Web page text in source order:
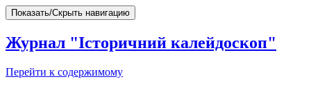
Показать/Скрыть навигацию
Журнал "Історичний калейдоскоп"
Перейти к содержимому